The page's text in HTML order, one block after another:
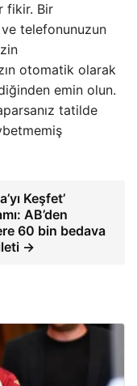
fikir. Bir
ve telefonunuzun
otomatik olarak
emin olun.
tatilde
Keşfet’
AB’den
60 bin bedava
→